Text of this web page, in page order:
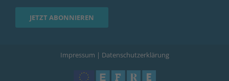
Impressum | Datenschutzerklärung